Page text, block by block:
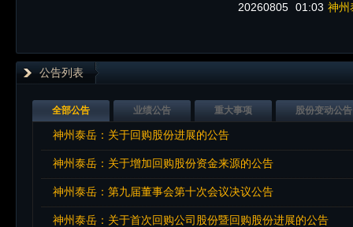
20260805 01:03 神州
公告列表
全部公告 业绩公告 重大事项 股份变动公告
神州泰岳：关于回购股份进展的公告
神州泰岳：关于增加回购股份资金来源的公告
神州泰岳：第九届董事会第十次会议决议公告
神州泰岳：关于首次回购公司股份暨回购股份进展的公告